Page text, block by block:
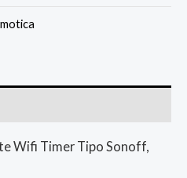
Wifi Timer Tipo Sonoff,